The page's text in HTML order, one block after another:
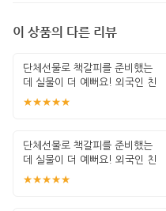
이 상품의 다른 리뷰
단체선물로 책갈피를 준비했는
데 실물이 더 예뻐요! 외국인 친
구들이 좋아할
★★★★★
단체선물로 책갈피를 준비했는
데 실물이 더 예뻐요! 외국인 친
구들이 좋아할
★★★★★